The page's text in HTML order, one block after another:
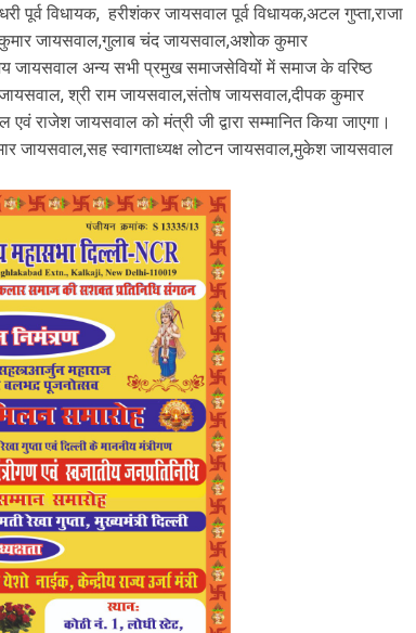
पूर्व विधायक, हरीशंकर जायसवाल पूर्व विधायक,अटल गुप्ता,राजा
जायसवाल,गुलाब चंद जायसवाल,अशोक कुमार
जायसवाल अन्य सभी प्रमुख समाजसेवियों में समाज के वरिष्ठ
श्री राम जायसवाल,संतोष जायसवाल,दीपक कुमार
राजेश जायसवाल को मंत्री जी द्वारा सम्मानित किया जाएगा।
जायसवाल,सह स्वागताध्यक्ष लोटन जायसवाल,मुकेश जायसवाल